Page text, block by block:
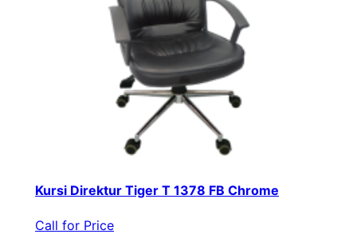
Kursi Direktur Tiger T 1378 FB Chrome
Call for Price